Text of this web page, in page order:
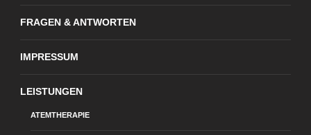
FRAGEN & ANTWORTEN
IMPRESSUM
LEISTUNGEN
ATEMTHERAPIE